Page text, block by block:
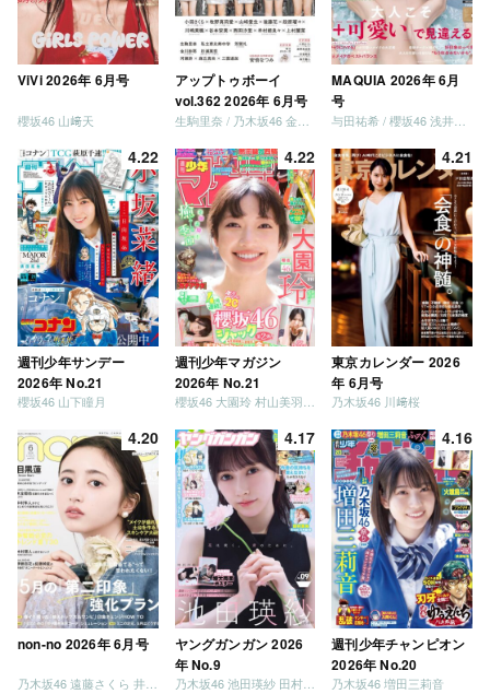
ViVi 2026年 6月号
櫻坂46 山﨑天
アップトゥボーイ
vol.362 2026年 6月号
MAQUIA 2026年 6月
号
4.22
週刊少年サンデー
2026年 No.21
櫻坂46 山下瞳月
4.22
週刊少年マガジン
2026年 No.21
櫻坂46 大園玲 村山美羽 稲熊ひな
4.21
東京カレンダー 2026
年 6月号
乃木坂46 川﨑桜
4.20
non-no 2026年 6月号
4.17
ヤングガンガン 2026
年 No.9
乃木坂46 池田瑛紗 田村真佑
4.16
週刊少年チャンピオン
2026年 No.20
乃木坂46 増田三莉音